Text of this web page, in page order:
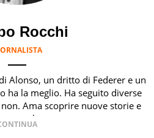
Rocchi
Alonso, un dritto di Federer e un
ha la meglio. Ha seguito diverse
Ama scoprire nuove storie e